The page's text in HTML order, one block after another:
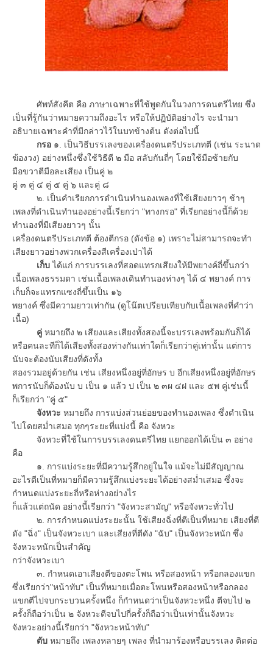
ศัพท์สังคีต คือ ภาษาเฉพาะที่ใช้พูดกันในวงการดนตรีไทย ซึ่ง
เป็นที่รู้กันว่าหมายความถึงอะไร หรือให้ปฏิบัติอย่างไร จะนำมา
อธิบายเฉพาะคำที่มีกล่าวไว้ในบทข้างต้น ดังต่อไปนี้
กรอ ๑. เป็นวิธีบรรเลงของเครื่องดนตรีประเภทตี (เช่น ระนาด
ฆ้องวง) อย่างหนึ่งซึ่งใช้วิธีตี ๒ มือ สลับกันถี่ๆ โดยใช้มือซ้ายกับ
มือขวาตีมือละเสียง เป็นคู่ ๒
คู่ ๓ คู่ ๔ คู่ ๕ คู่ ๖ และคู่ ๘
๒. เป็นคำเรียกการดำเนินทำนองเพลงที่ใช้เสียงยาวๆ ช้าๆ
เพลงที่ดำเนินทำนองอย่างนี้เรียกว่า "ทางกรอ" ที่เรียกอย่างนี้ก็ด้วย
ทำนองที่มีเสียงยาวๆ นั้น
เครื่องดนตรีประเภทตี ต้องตีกรอ (ดังข้อ ๑) เพราะไม่สามารถจะทำ
เสียงยาวอย่างพวกเครื่องสีเครื่องเป่าได้
เก็บได้แก่ การบรรเลงที่สอดแทรกเสียงให้มีพยางค์ถี่ขึ้นกว่า
เนื้อเพลงธรรมดา เช่นเนื้อเพลงเดินทำนองห่างๆ ได้ ๔ พยางค์ การ
เก็บก็จะแทรกแซงถี่ขึ้นเป็น ๑๖
พยางค์ ซึ่งมีความยาวเท่ากัน (ดูโน๊ตเปรียบเทียบกับเนื้อเพลงที่คำว่า
เนื้อ)
คู่ หมายถึง ๒ เสียงและเสียงทั้งสองนี้จะบรรเลงพร้อมกันก็ได้
หรือคนละทีก็ได้เสียงทั้งสองห่างกันเท่าใดก็เรียกว่าคู่เท่านั้น แต่การ
นับจะต้องนับเสียงที่ดังทั้ง
สองรวมอยู่ด้วยกัน เช่น เสียงหนึ่งอยู่ที่อักษร บ อีกเสียงหนึ่งอยู่ที่อักษร
พการนับก็ต้องนับ บ เป็น ๑ แล้ว ป เป็น ๒ ๓ผ ๔ฝ และ ๕พ คู่เช่นนี้
ก็เรียกว่า "คู่ ๕"
จังหวะ หมายถึง การแบ่งส่วนย่อยของทำนองเพลง ซึ่งดำเนิน
ไปโดยสม่ำเสมอ ทุกๆระยะที่แบ่งนี้ คือ จังหวะ
จังหวะที่ใช้ในการบรรเลงดนตรีไทย แยกออกได้เป็น ๓ อย่าง
คือ
๑. การแบ่งระยะที่มีความรู้สึกอยู่ในใจ แม้จะไม่มีสัญญาณ
อะไรตีเป็นที่หมายก็มีความรู้สึกแบ่งระยะได้อย่างสม่ำเสมอ ซึ่งจะ
กำหนดแบ่งระยะถี่หรือห่างอย่างไร
ก็แล้วแต่ถนัด อย่างนี้เรียกว่า "จังหวะสามัญ" หรือจังหวะทั่วไป
๒. การกำหนดแบ่งระยะนั้น ใช้เสียงฉิ่งที่ตีเป็นที่หมาย เสียงที่ตี
ดัง "ฉิ่ง" เป็นจังหวะเบา และเสียงที่ตีดัง "ฉับ" เป็นจังหวะหนัก ซึ่ง
จังหวะหนักเป็นสำคัญ
กว่าจังหวะเบา
๓. กำหนดเอาเสียงตีของตะโพน หรือสองหน้า หรือกลองแขก
ซึ่งเรียกว่า"หน้าทับ" เป็นที่หมายเมื่อตะโพนหรือสองหน้าหรือกลอง
แขกตีไปจบกระบวนครั้งหนึ่ง ก็กำหนดว่าเป็นจังหวะหนึ่ง ตีจบไป ๒
ครั้งก็ถือว่าเป็น ๒ จังหวะตีจบไปกี่ครั้งก็ถือว่าเป็นเท่านั้นจังหวะ
จังหวะอย่างนี้เรียกว่า "จังหวะหน้าทับ"
ตับ หมายถึง เพลงหลายๆ เพลง ที่นำมาร้องหรือบรรเลง ติดต่อ